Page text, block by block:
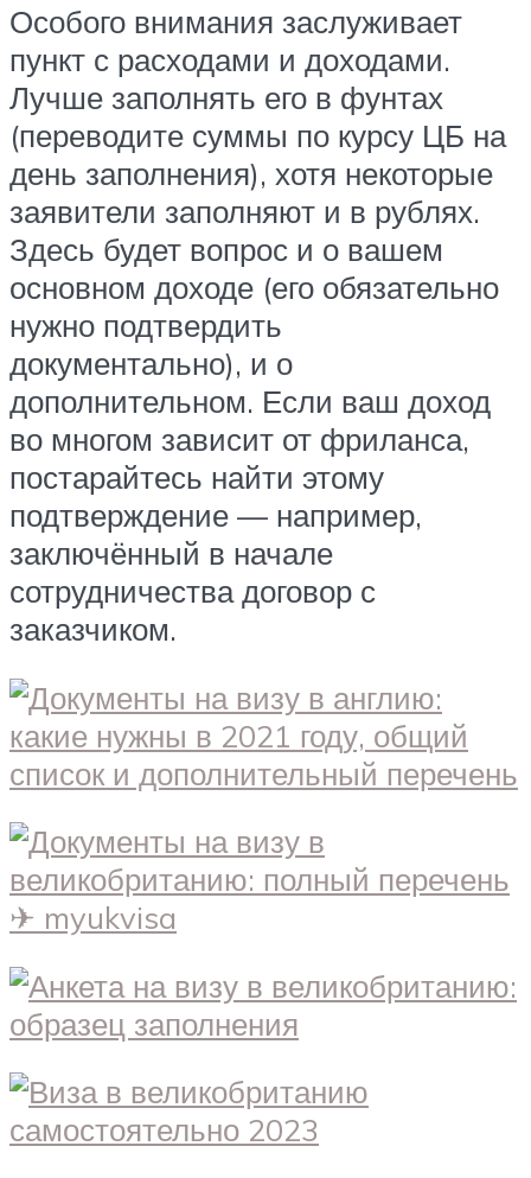
Особого внимания заслуживает
пункт с расходами и доходами.
Лучше заполнять его в фунтах
(переводите суммы по курсу ЦБ на
день заполнения), хотя некоторые
заявители заполняют и в рублях.
Здесь будет вопрос и о вашем
основном доходе (его обязательно
нужно подтвердить
документально), и о
дополнительном. Если ваш доход
во многом зависит от фриланса,
постарайтесь найти этому
подтверждение — например,
заключённый в начале
сотрудничества договор с
заказчиком.